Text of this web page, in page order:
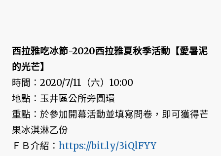
西拉雅吃冰節-2020西拉雅夏秋季活動【愛暑泥
的光芒】
時間：2020/7/11（六）10:00
地點：玉井區公所旁圓環
重點：於參加開幕活動並填寫問卷，即可獲得芒
果冰淇淋乙份
ＦＢ介紹： https://bit.ly/3iQlFYY